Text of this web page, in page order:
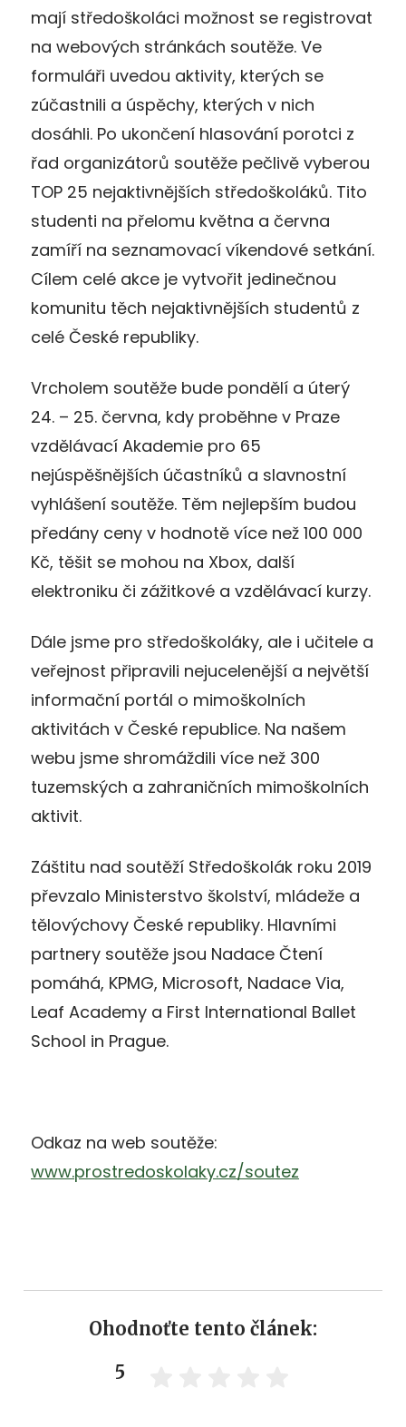
mají středoškoláci možnost se registrovat
na webových stránkách soutěže. Ve
formuláři uvedou aktivity, kterých se
zúčastnili a úspěchy, kterých v nich
dosáhli. Po ukončení hlasování porotci z
řad organizátorů soutěže pečlivě vyberou
TOP 25 nejaktivnějších středoškoláků. Tito
studenti na přelomu května a června
zamíří na seznamovací víkendové setkání.
Cílem celé akce je vytvořit jedinečnou
komunitu těch nejaktivnějších studentů z
celé České republiky.
Vrcholem soutěže bude pondělí a úterý
24. – 25. června, kdy proběhne v Praze
vzdělávací Akademie pro 65
nejúspěšnějších účastníků a slavnostní
vyhlášení soutěže. Těm nejlepším budou
předány ceny v hodnotě více než 100 000
Kč, těšit se mohou na Xbox, další
elektroniku či zážitkové a vzdělávací kurzy.
Dále jsme pro středoškoláky, ale i učitele a
veřejnost připravili nejucelenější a největší
informační portál o mimoškolních
aktivitách v České republice. Na našem
webu jsme shromáždili více než 300
tuzemských a zahraničních mimoškolních
aktivit.
Záštitu nad soutěží Středoškolák roku 2019
převzalo Ministerstvo školství, mládeže a
tělovýchovy České republiky. Hlavními
partnery soutěže jsou Nadace Čtení
pomáhá, KPMG, Microsoft, Nadace Via,
Leaf Academy a First International Ballet
School in Prague.
Odkaz na web soutěže:
www.prostredoskolaky.cz/soutez
Ohodnoťte tento článek:
5